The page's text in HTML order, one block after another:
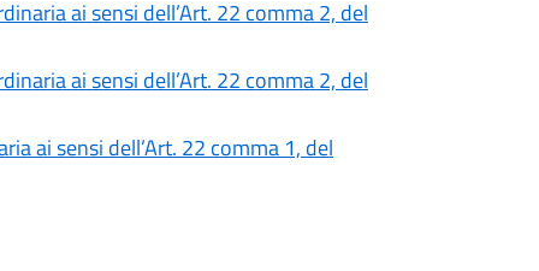
ai sensi dell’Art. 22 comma 2, del
ai sensi dell’Art. 22 comma 2, del
ai sensi dell’Art. 22 comma 1, del